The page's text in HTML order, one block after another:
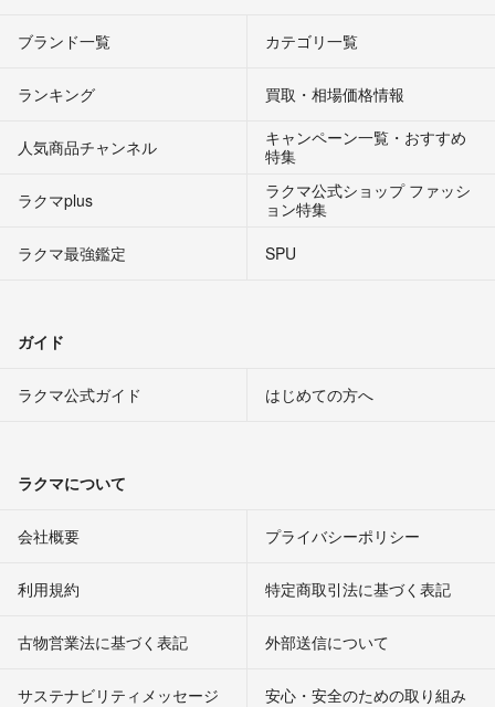
ブランド一覧 カテゴリ一覧
ランキング 買取・相場価格情報
人気商品チャンネル
キャンペーン一覧・おすすめ
特集
ラクマplus
ラクマ公式ショップ ファッシ
ョン特集
ラクマ最強鑑定
SPU
ガイド
ラクマ公式ガイド はじめての方へ
ラクマについて
会社概要 プライバシーポリシー
利用規約 特定商取引法に基づく表記
古物営業法に基づく表記 外部送信について
サステナビリティメッセージ 安心・安全のための取り組み